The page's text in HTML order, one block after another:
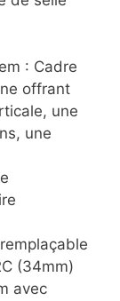
: Cadre
offrant
une
une
(34mm)
avec